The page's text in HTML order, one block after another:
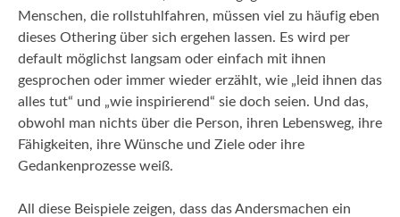
Menschen, die rollstuhlfahren, müssen viel zu häufig eben
dieses Othering über sich ergehen lassen. Es wird per
default möglichst langsam oder einfach mit ihnen
gesprochen oder immer wieder erzählt, wie „leid ihnen das
alles tut“ und „wie inspirierend“ sie doch seien. Und das,
obwohl man nichts über die Person, ihren Lebensweg, ihre
Fähigkeiten, ihre Wünsche und Ziele oder ihre
Gedankenprozesse weiß.
All diese Beispiele zeigen, dass das Andersmachen ein